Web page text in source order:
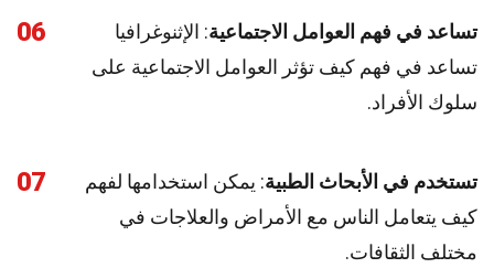
06 تساعد في فهم العوامل الاجتماعية: الإثنوغرافيا
تساعد في فهم كيف تؤثر العوامل الاجتماعية على
سلوك الأفراد.
07 تستخدم في الأبحاث الطبية: يمكن استخدامها لفهم
كيف يتعامل الناس مع الأمراض والعلاجات في
مختلف الثقافات.